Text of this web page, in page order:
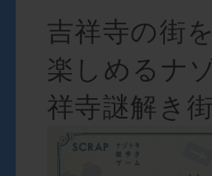
吉祥寺の街
楽しめるナ
祥寺謎解き